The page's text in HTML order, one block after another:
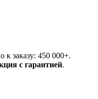
к заказу: 450 000+.
с гарантией.